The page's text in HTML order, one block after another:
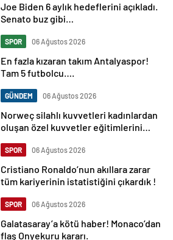
Joe Biden 6 aylık hedeflerini açıkladı.
Senato buz gibi…
SPOR 06 Ağustos 2026
En fazla kızaran takım Antalyaspor!
Tam 5 futbolcu….
GÜNDEM 06 Ağustos 2026
Norweç silahlı kuvvetleri kadınlardan
oluşan özel kuvvetler eğitimlerini
SPOR 06 Ağustos 2026
Cristiano Ronaldo’nun akıllara zarar
tüm kariyerinin istatistiğini çıkardık !
SPOR 06 Ağustos 2026
Galatasaray’a kötü haber! Monaco’dan
flaş Onyekuru kararı.